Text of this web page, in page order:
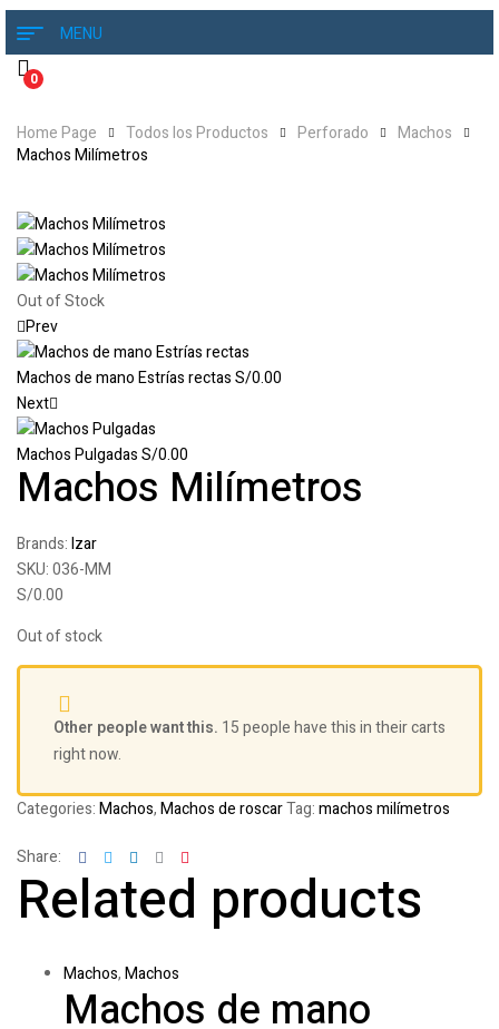
MENU
0
Home Page Todos los Productos Perforado
Machos
Machos Milímetros
Out of Stock
Prev
Machos de mano Estrías rectasS/0.00
Next
Machos PulgadasS/0.00
Machos Milímetros
Brands:Izar
SKU:036-MM
S/0.00
Out of stock
Other people want this. 15 people have this in their carts
right now.
Categories:Machos,Machos de roscarTag:machos milímetros
Share: FacebookTwitterLinkedinGoogle+
Related products
Machos,Machos
Machos de mano